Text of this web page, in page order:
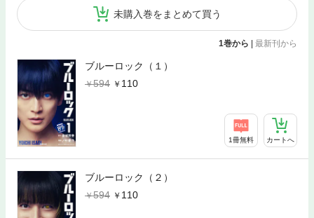
未購入巻をまとめて買う
1巻から 最新刊から
ブルーロック（１）
594
110
1冊無料 カートへ
ブルーロック（２）
594
110